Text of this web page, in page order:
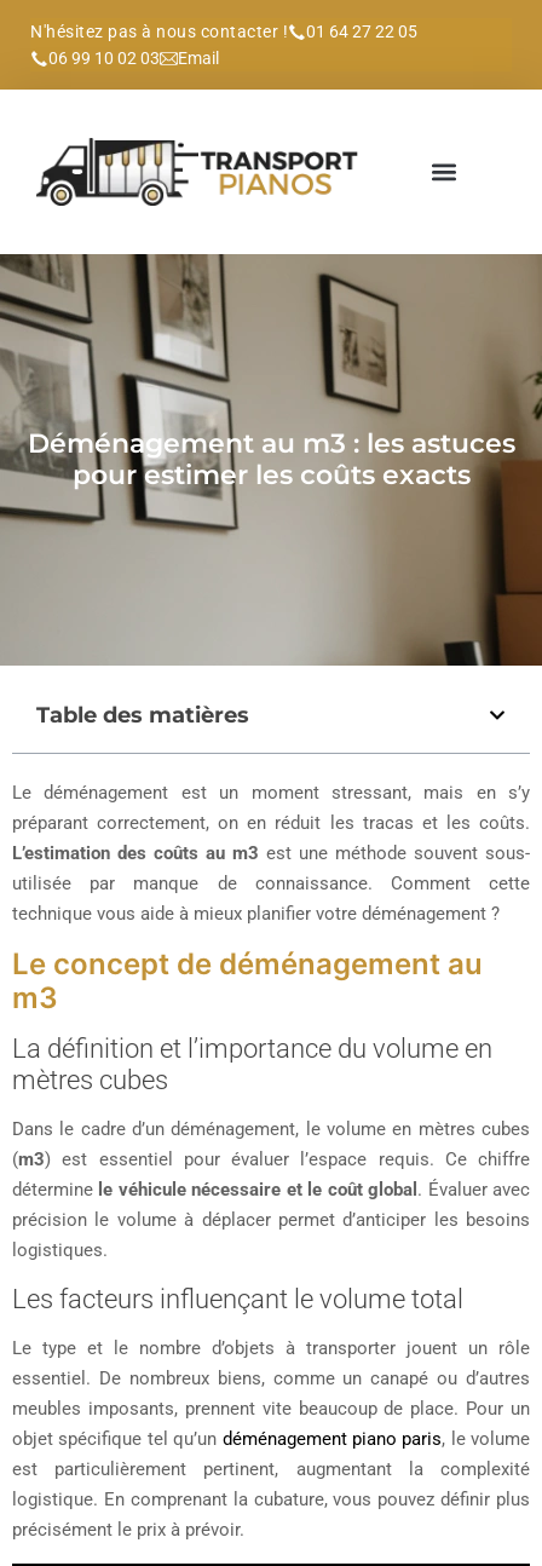
N'hésitez pas à nous contacter !
01 64 27 22 05
06 99 10 02 03
Email
Déménagement au m3 : les astuces
pour estimer les coûts exacts
Table des matières
Le déménagement est un moment stressant, mais en s’y
préparant correctement, on en réduit les tracas et les coûts.
L’estimation des coûts au m3 est une méthode souvent sous-
utilisée par manque de connaissance. Comment cette
technique vous aide à mieux planifier votre déménagement ?
Le concept de déménagement au
m3
La définition et l’importance du volume en
mètres cubes
Dans le cadre d’un déménagement, le volume en mètres cubes
(m3) est essentiel pour évaluer l’espace requis. Ce chiffre
détermine le véhicule nécessaire et le coût global . Évaluer avec
précision le volume à déplacer permet d’anticiper les besoins
logistiques.
Les facteurs influençant le volume total
Le type et le nombre d’objets à transporter jouent un rôle
essentiel. De nombreux biens, comme un canapé ou d’autres
meubles imposants, prennent vite beaucoup de place. Pour un
objet spécifique tel qu’un déménagement piano paris, le volume
est particulièrement pertinent, augmentant la complexité
logistique. En comprenant la cubature, vous pouvez définir plus
précisément le prix à prévoir.